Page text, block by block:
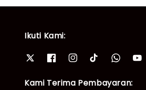
Ikuti Kami:
Kami Terima Pembayaran: